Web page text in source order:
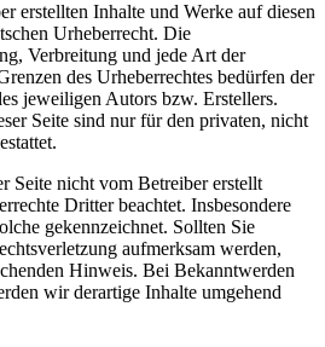
erstellten Inhalte und Werke auf diesen
Urheberrecht. Die
Verbreitung und jede Art der
des Urheberrechtes bedürfen der
jeweiligen Autors bzw. Erstellers.
Seite sind nur für den privaten, nicht
Seite nicht vom Betreiber erstellt
Dritter beachtet. Insbesondere
gekennzeichnet. Sollten Sie
aufmerksam werden,
Hinweis. Bei Bekanntwerden
wir derartige Inhalte umgehend